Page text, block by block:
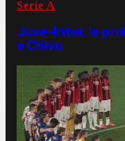
Serie A
Juve-Inter, le
e Chivu